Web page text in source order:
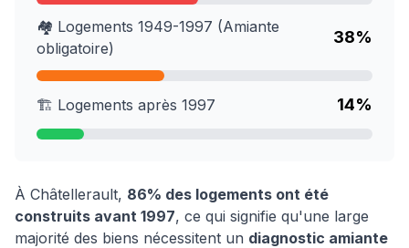
🏘️ Logements 1949-1997 (Amiante
obligatoire)
38%
🏗️ Logements après 1997 14%
À Châtellerault, 86% des logements ont été
construits avant 1997, ce qui signifie qu'une large
majorité des biens nécessitent un diagnostic amiante